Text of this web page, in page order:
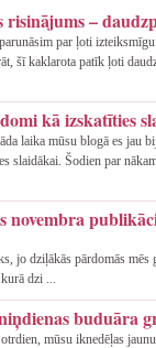
risinājums –
par ļoti
šī kaklarota patīk ļoti
kā izskatīties
laika mūsu blogā es jau
slaidākai. Šodien par
novembra
jo dziļākās pārdomās
dzi ...
buduāra
mūsu iknedēļas